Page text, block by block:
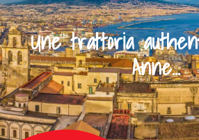
Une trattoria
Anne...